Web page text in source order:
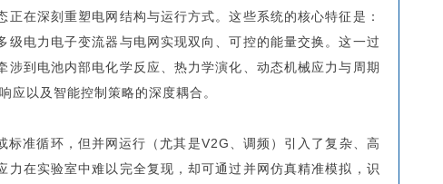
正在深刻重塑电网结构与运行方式。这些系统的核心特征是：
级电力电子变流器与电网实现双向、可控的能量交换。这一过
涉到电池内部电化学反应、热力学演化、动态机械应力与周期
应以及智能控制策略的深度耦合。
标准循环，但并网运行（尤其是V2G、调频）引入了复杂、高
力在实验室中难以完全复现，却可通过并网仿真精准模拟，识